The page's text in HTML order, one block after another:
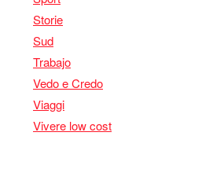
Storie
Sud
Trabajo
Vedo e Credo
Viaggi
Vivere low cost